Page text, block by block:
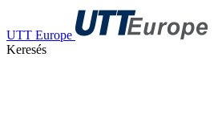
UTT Europe
Keresés